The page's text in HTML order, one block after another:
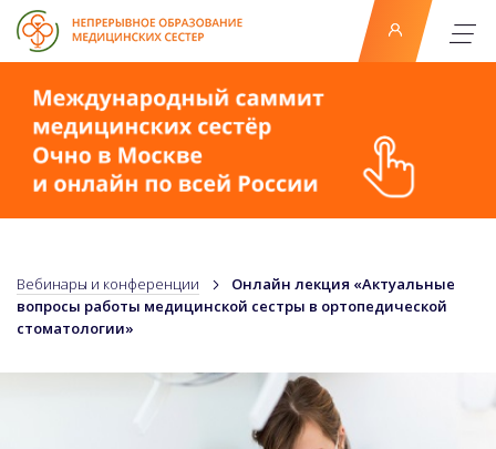
Вебинары и конференции
Онлайн лекция «Актуальные
вопросы работы медицинской сестры в ортопедической
стоматологии»